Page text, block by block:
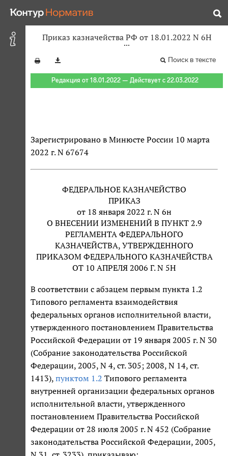
Приказ казначейства РФ от 18.01.2022 N 6Н
Поиск в тексте
Редакция от 18.01.2022 — Действует с 22.03.2022
Зарегистрировано в Минюсте России 10 марта
2022 г. N 67674
ФЕДЕРАЛЬНОЕ КАЗНАЧЕЙСТВО
ПРИКАЗ
от 18 января 2022 г. N 6н
О ВНЕСЕНИИ ИЗМЕНЕНИЙ В ПУНКТ 2.9
РЕГЛАМЕНТА ФЕДЕРАЛЬНОГО
КАЗНАЧЕЙСТВА, УТВЕРЖДЕННОГО
ПРИКАЗОМ ФЕДЕРАЛЬНОГО КАЗНАЧЕЙСТВА
ОТ 10 АПРЕЛЯ 2006 Г. N 5Н
В соответствии с абзацем первым пункта 1.2
Типового регламента взаимодействия
федеральных органов исполнительной власти,
утвержденного постановлением Правительства
Российской Федерации от 19 января 2005 г. N 30
(Собрание законодательства Российской
Федерации, 2005, N 4, ст. 305; 2008, N 14, ст.
1413), пунктом 1.2 Типового регламента
внутренней организации федеральных органов
исполнительной власти, утвержденного
постановлением Правительства Российской
Федерации от 28 июля 2005 г. N 452 (Собрание
законодательства Российской Федерации, 2005,